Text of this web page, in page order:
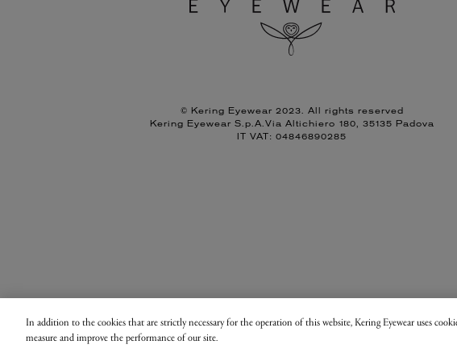
© Kering Eyewear 2023. All rights reserved
Kering Eyewear S.p.A.Via Altichiero 180, 35135 Padova
IT VAT: 04846890285
In addition to the cookies that are strictly necessary for the operation of this website, Kering Eyewear uses
measure and improve the performance of our site.